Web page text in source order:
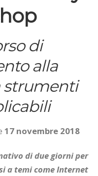
di
alla
strumenti
17 novembre 2018
di due giorni per
a temi come Internet